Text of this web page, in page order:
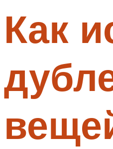
Меню
Как